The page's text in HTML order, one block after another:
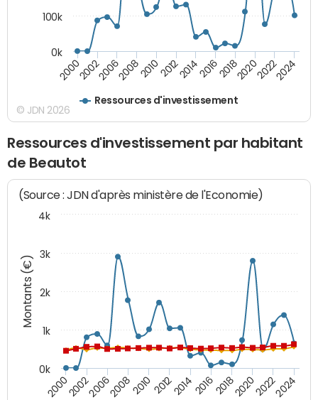
Ressources d'investissement
200020022006200820102012201420162018202020222024
0k
100k
© JDN 2026
Ressources d'investissement par habitant
de Beautot
Montants (€)
(Source : JDN d'après ministère de l'Economie)
20002002200620082010 2012201420162018202020222024
0k
1k
2k
3k
4k